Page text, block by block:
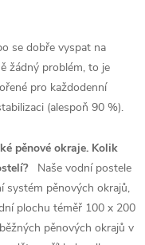
se dobře vyspat na
žádný problém, to je
pro každodenní
(alespoň 90 %).
pěnové okraje. Kolik
Naše vodní postele
systém pěnových okrajů,
plochu téměř 100 x 200
pěnových okrajů v